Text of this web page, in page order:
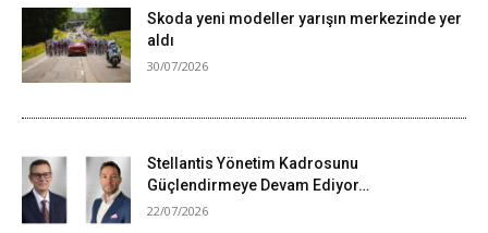
Skoda yeni modeller yarışın merkezinde yer
aldı
30/07/2026
Stellantis Yönetim Kadrosunu
Güçlendirmeye Devam Ediyor…
22/07/2026